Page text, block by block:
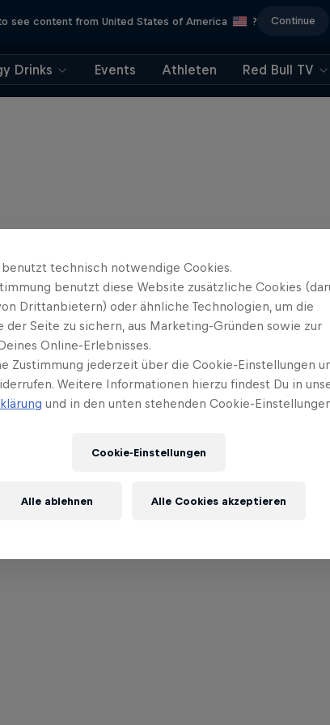
see content from United States of America ? Continue
Drinks Events Athleten Red Bull TV
technisch notwendige Cookies.
benutzt diese Website zusätzliche Cookies
Drittanbietern) oder ähnliche Technologien, um die
der Seite zu sichern, aus Marketing-Gründen sowie zur
Online-Erlebnisses.
Zustimmung jederzeit über die Cookie-Einstellungen
Weitere Informationen hierzu findest Du in
und in den unten stehenden Cookie-
Cookie-Einstellungen
Alle ablehnen Alle Cookies akzeptieren